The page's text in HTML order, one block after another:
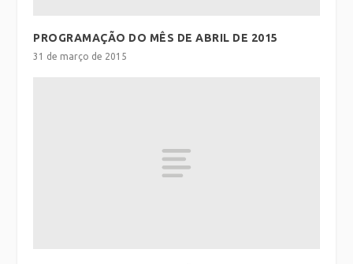
PROGRAMAÇÃO DO MÊS DE ABRIL DE 2015
31 de março de 2015